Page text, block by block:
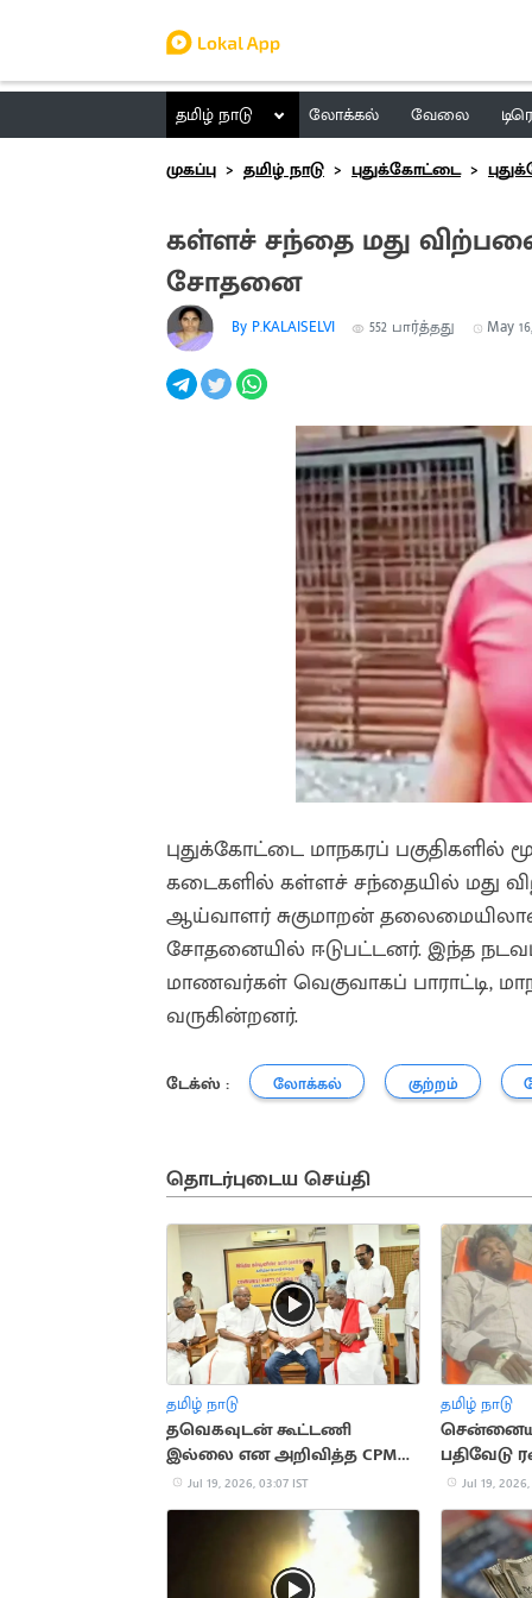
தமிழ் நாடு லோக்கல் வேலை
முகப்பு
தமிழ் நாடு புதுக்கோட்டை
கள்ளச் சந்தை மது
சோதனை
By P.KALAISELVI 552 பார்த்தது May
புதுக்கோட்டை மாநகரப் பகுதிகளில்
கடைகளில் கள்ளச் சந்தையில் மது
ஆய்வாளர் சுகுமாறன்
சோதனையில் ஈடுபட்டனர். இந்த
மாணவர்கள் வெகுவாகப் பாராட்டி,
வருகின்றனர்.
டேக்ஸ் : லோக்கல் குற்றம்
தொடர்புடைய செய்தி
தமிழ் நாடு
தவெகவுடன் கூட்டணி
இல்லை என அறிவித்த CPM
சண்முகம்
Jul 19, 2026, 03:07 IST
தமிழ் நாடு
பதிவேடு
Jul 19,